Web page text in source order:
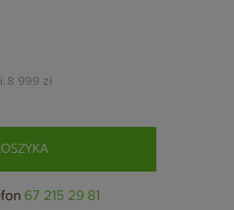
8 999 zł
67 215 29 81